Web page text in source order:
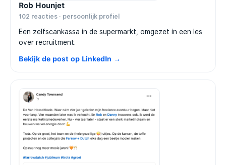
Rob Hounjet
102 reacties · persoonlijk profiel
Een zelfscankassa in de supermarkt, omgezet in een les
over recruitment.
Bekijk de post op LinkedIn →